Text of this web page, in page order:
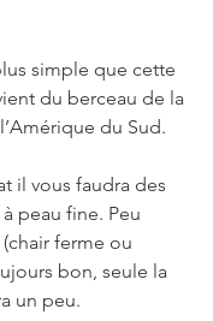
simple que cette
du berceau de la
du Sud.
il vous faudra des
peau fine. Peu
ferme ou
bon, seule la
un peu.